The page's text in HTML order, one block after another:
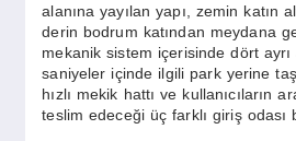
alanına yayılan yapı, zemin katın
derin bodrum katından meydana
mekanik sistem içerisinde dört ayrı
saniyeler içinde ilgili park yerine
hızlı mekik hattı ve kullanıcıların
teslim edeceği üç farklı giriş odası